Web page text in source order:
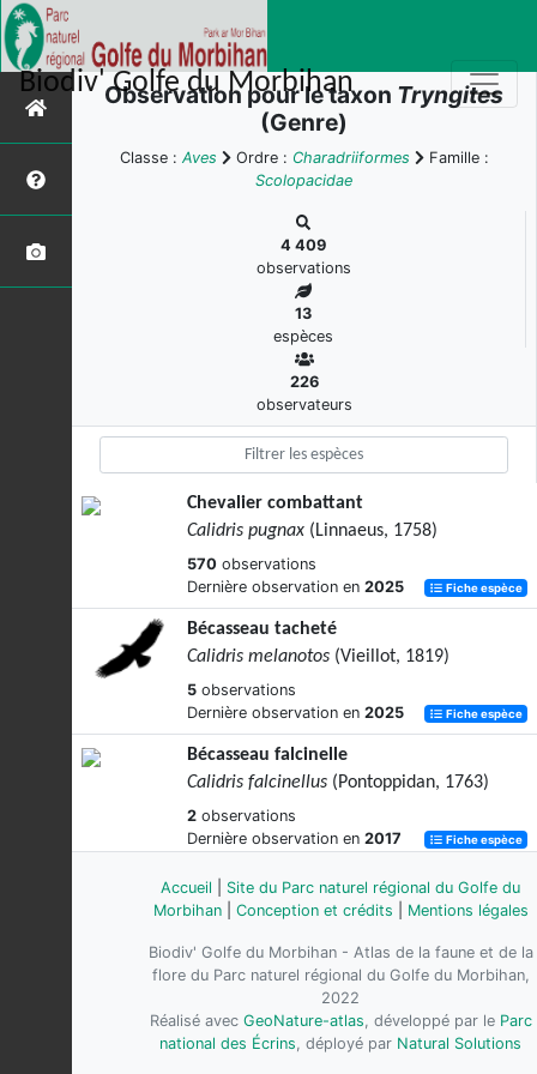
Biodiv' Golfe du Morbihan
Observation pour le taxon Tryngites
(Genre)
Classe : Aves Ordre : Charadriiformes
Famille :
Scolopacidae
4 409
observations
13
espèces
226
observateurs
Chevalier combattant
Calidris pugnax (Linnaeus, 1758)
570 observations
Dernière observation en 2025 Fiche espèce
Bécasseau tacheté
Calidris melanotos (Vieillot, 1819)
5 observations
Dernière observation en 2025 Fiche espèce
Bécasseau falcinelle
Calidris falcinellus (Pontoppidan, 1763)
2 observations
Dernière observation en 2017 Fiche espèce
Bécasseau rousset
Calidris subruficollis (Vieillot, 1819)
observation
Dernière observation en
1976
Bécasseau variable
Calidris alpina
(Linnaeus, 1758)
Accueil
Site du Parc naturel régional du Golfe du
Morbihan| Conception et crédits Mentions légales
Biodiv' Golfe du Morbihan - Atlas de la faune et de la
flore du Parc naturel régional du Golfe du Morbihan,
2022
Réalisé avec GeoNature-atlas, développé par le Parc
national des Écrins, déployé par Natural Solutions